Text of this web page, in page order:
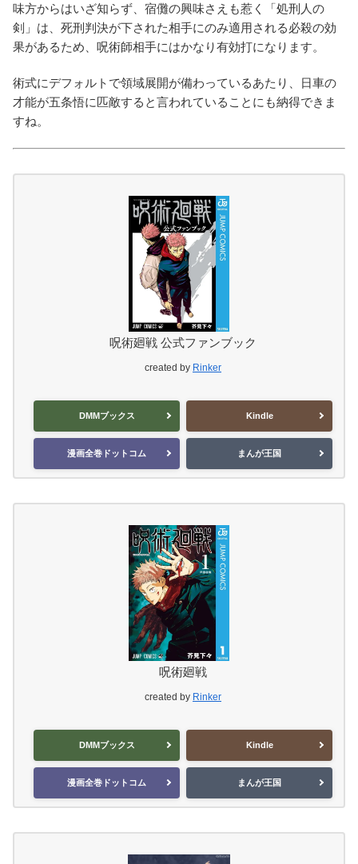
味方からはいざ知らず、宿儺の興味さえも惹く「処刑人の
剣」は、死刑判決が下された相手にのみ適用される必殺の効
果があるため、呪術師相手にはかなり有効打になります。
術式にデフォルトで領域展開が備わっているあたり、日車の
才能が五条悟に匹敵すると言われていることにも納得できま
すね。
呪術廻戦 公式ファンブック
created by Rinker
DMMブックス Kindle
漫画全巻ドットコム まんが王国
呪術廻戦
created by Rinker
DMMブックス Kindle
漫画全巻ドットコム まんが王国